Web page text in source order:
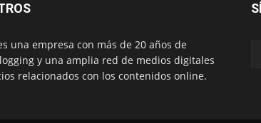
una empresa con más de 20 años de
y una amplia red de medios digitales
relacionados con los contenidos online.